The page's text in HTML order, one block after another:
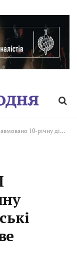
розпочали досудове розслідування